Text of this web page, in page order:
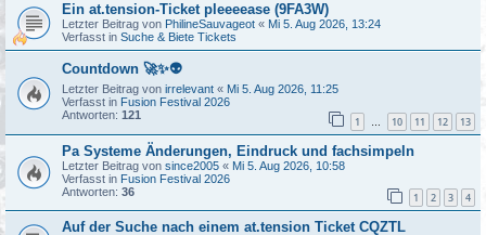
Ein at.tension-Ticket pleeeease (9FA3W)
Letzter Beitrag von PhilineSauvageot « Mi 5. Aug 2026, 13:24
Verfasst in Suche & Biete Tickets
Countdown 🚀✨👽
Letzter Beitrag von irrelevant « Mi 5. Aug 2026, 11:25
Verfasst in Fusion Festival 2026
Antworten: 121 1 … 10 11 12 13
Pa Systeme Änderungen, Eindruck und fachsimpeln
Letzter Beitrag von since2005 « Mi 5. Aug 2026, 10:58
Verfasst in Fusion Festival 2026
Antworten: 36 1 2 3 4
Auf der Suche nach einem at.tension Ticket CQZTL